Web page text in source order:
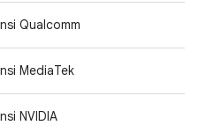
Qualcomm
MediaTek
NVIDIA